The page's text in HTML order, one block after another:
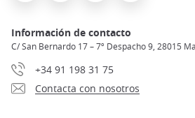
Información de contacto
C/ San Bernardo 17 – 7º Despacho 9, 28015
+34 91 198 31 75
Contacta con nosotros